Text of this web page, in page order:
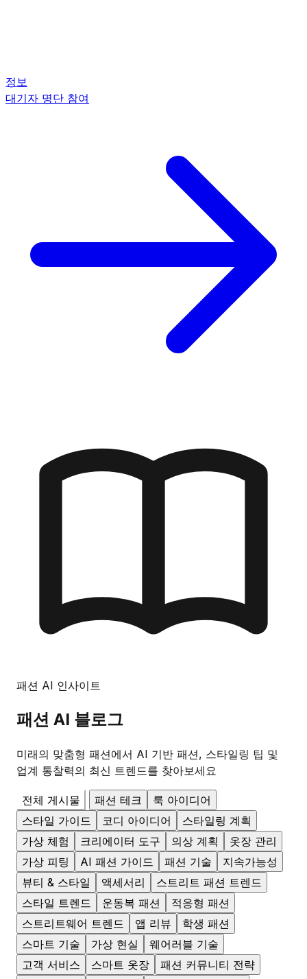
정보
대기자 명단 참여
패션 AI 인사이트
패션 AI 블로그
미래의 맞춤형 패션에서 AI 기반 패션, 스타일링 팁 및
업계 통찰력의 최신 트렌드를 찾아보세요
전체 게시물 패션 테크
룩 아이디어
스타일 가이드
코디 아이디어
스타일링 계획
가상 체험
크리에이터 도구 의상 계획
옷장 관리
가상 피팅
AI 패션 가이드 패션 기술
지속가능성
뷰티 & 스타일
액세서리
스트리트 패션 트렌드
스타일 트렌드
운동복 패션
적응형 패션
스트리트웨어 트렌드
앱 리뷰
학생 패션
스마트 기술
가상 현실
웨어러블 기술
고객 서비스
스마트 옷장
패션 커뮤니티 전략